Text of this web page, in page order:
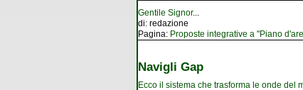
Gentile Signor...
di: redazione
Pagina: Proposte integrative a "Piano
Navigli Gap
Ecco il sistema che trasforma le onde del